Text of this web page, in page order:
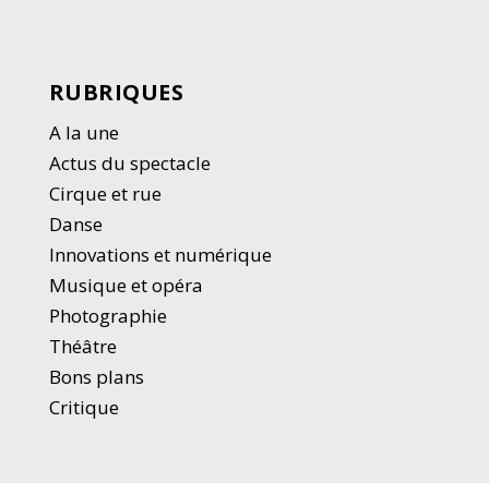
RUBRIQUES
A la une
Actus du spectacle
Cirque et rue
Danse
Innovations et numérique
Musique et opéra
Photographie
Théâtre
Bons plans
Critique